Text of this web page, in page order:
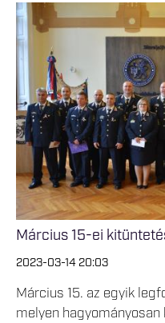
Március 15-ei
2023-03-14 20:03
Március 15. az egyik
melyen